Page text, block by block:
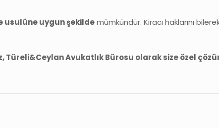
usulüne uygun şekildemümkündür. Kiracı haklarını
Türeli&Ceylan Avukatlık Bürosu olarak size özel